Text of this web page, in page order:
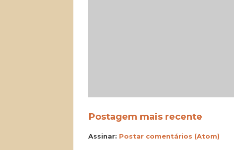
Postagem mais recente
Assinar: Postar comentários (Atom)